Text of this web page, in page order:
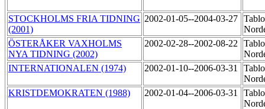
STOCKHOLMS FRIA TIDNING
(2001)
2002-01-05--2004-03-27
ÖSTERÅKER VAXHOLMS
NYA TIDNING (2002)
2002-02-28--2002-08-22
INTERNATIONALEN (1974)
2002-01-10--2006-03-31
KRISTDEMOKRATEN (1988)
2002-01-04--2006-03-31